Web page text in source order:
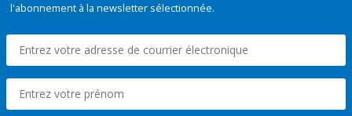
l'abonnement à la newsletter sélectionnée.